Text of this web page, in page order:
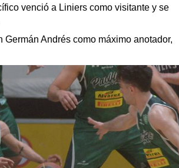
venció a Liniers como visitante y se
Andrés como máximo anotador,